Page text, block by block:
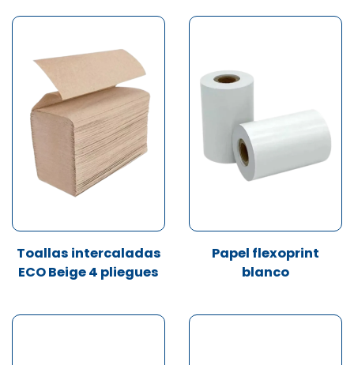
Toallas intercaladas
ECO Beige 4 pliegues
Papel flexoprint
blanco